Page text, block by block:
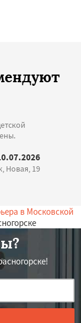
Новая, 19
в Московской